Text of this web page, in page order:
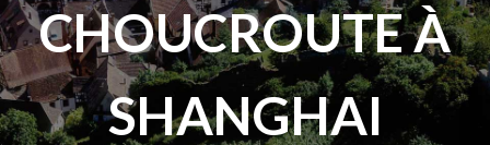
CHOUCROUTE À
SHANGHAI